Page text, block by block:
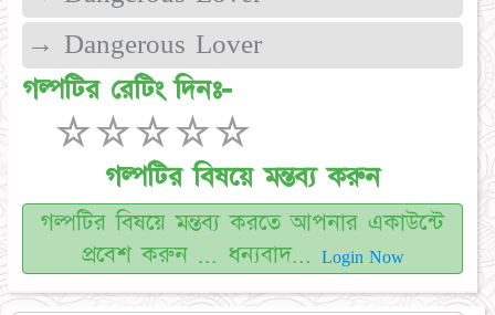
→ Dangerous Lover
গল্পটির রেটিং দিনঃ-
☆
☆
☆
☆
☆
গল্পটির বিষয়ে মন্তব্য করুন
গল্পটির বিষয়ে মন্তব্য করতে আপনার একাউন্টে
প্রবেশ করুন ... ধন্যবাদ...
Login Now